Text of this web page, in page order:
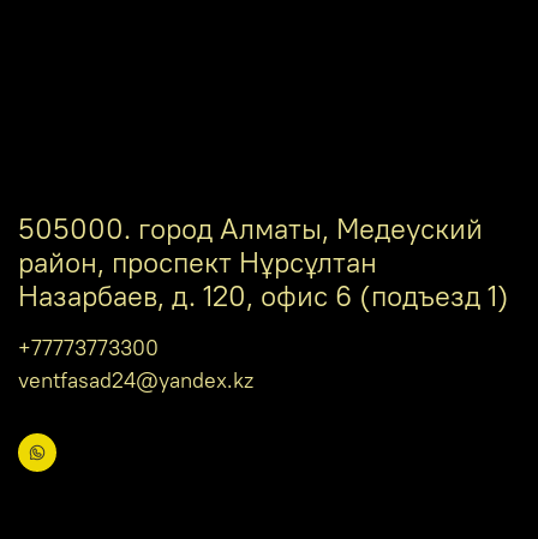
505000. город Алматы, Медеуский
район, проспект Нұрсұлтан
Назарбаев, д. 120, офис 6 (подъезд 1)
+77773773300
ventfasad24@yandex.kz